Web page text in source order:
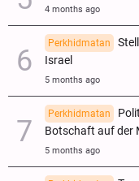
4 months ago
Perkhidmatan
Israel
5 months ago
Perkhidmatan
Botschaft auf der
5 months ago